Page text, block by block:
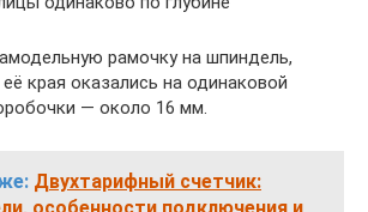
рамочку на шпиндель,
края оказались на одинаковой
— около 16 мм.
Двухтарифный счетчик: